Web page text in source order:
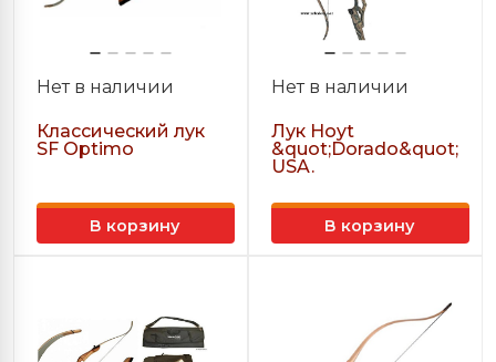
Нет в наличии
Классический лук
SF Optimo
В корзину
Нет в наличии
Лук Hoyt
&quot;Dorado&quot;
USA.
В корзину